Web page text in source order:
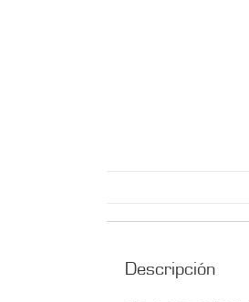
Descripción